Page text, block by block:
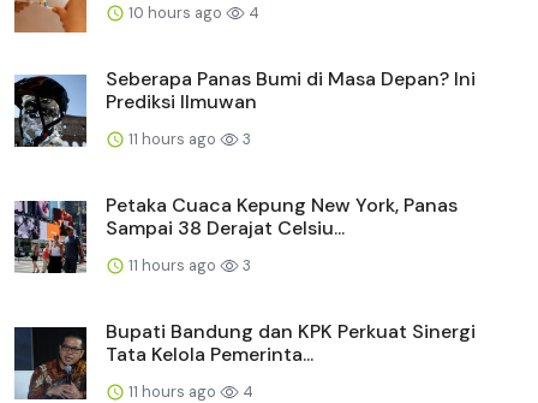
10 hours ago 4
Seberapa Panas Bumi di Masa Depan? Ini
Prediksi Ilmuwan
11 hours ago 3
Petaka Cuaca Kepung New York, Panas
Sampai 38 Derajat Celsiu...
11 hours ago 3
Bupati Bandung dan KPK Perkuat Sinergi
Tata Kelola Pemerinta...
11 hours ago 4